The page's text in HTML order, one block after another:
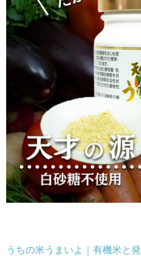
うちの米うまいよ｜有機米と